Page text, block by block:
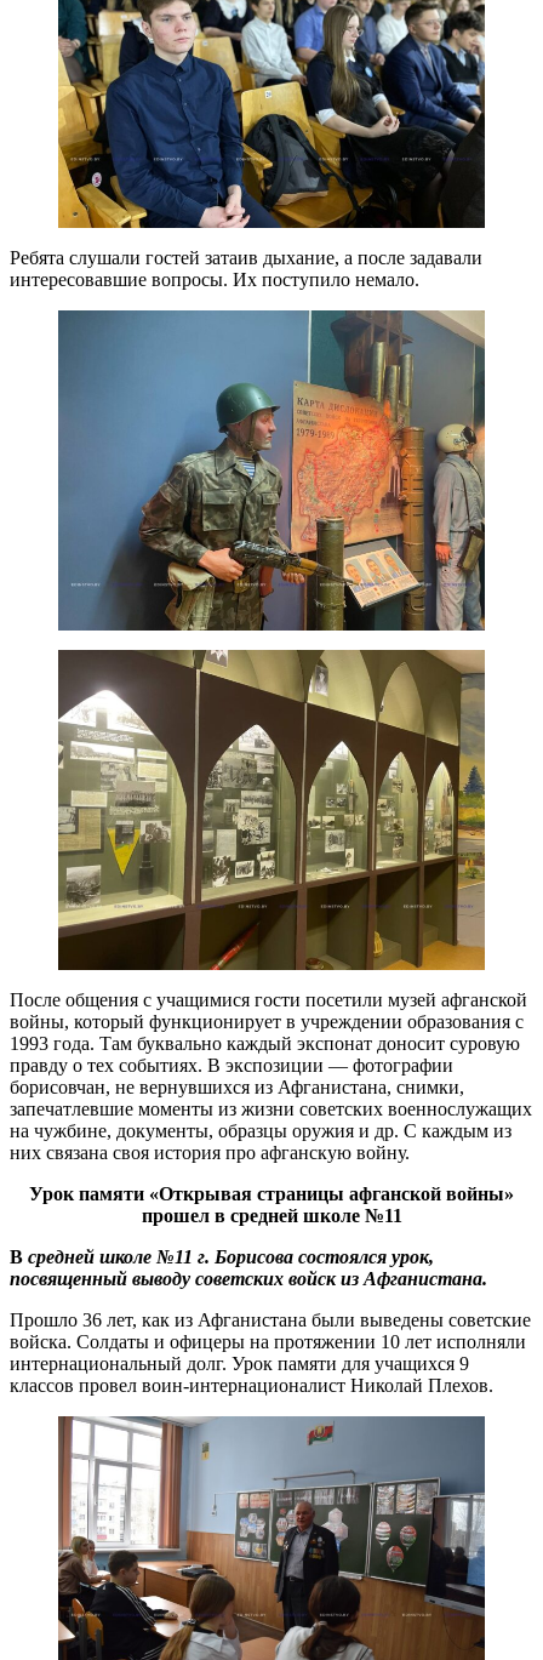
Ребята слушали гостей затаив дыхание, а после задавали
интересовавшие вопросы. Их поступило немало.
После общения с учащимися гости посетили музей афганской
войны, который функционирует в учреждении образования с
1993 года. Там буквально каждый экспонат доносит суровую
правду о тех событиях. В экспозиции — фотографии
борисовчан, не вернувшихся из Афганистана, снимки,
запечатлевшие моменты из жизни советских военнослужащих
на чужбине, документы, образцы оружия и др. С каждым из
них связана своя история про афганскую войну.
Урок памяти «Открывая страницы афганской войны»
прошел в средней школе №11
В средней школе №11 г. Борисова состоялся урок,
посвященный выводу советских войск из Афганистана.
Прошло 36 лет, как из Афганистана были выведены советские
войска. Солдаты и офицеры на протяжении 10 лет исполняли
интернациональный долг. Урок памяти для учащихся 9
классов провел воин-интернационалист Николай Плехов.